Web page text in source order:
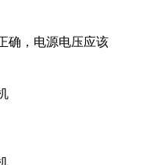
确，电源电压应该